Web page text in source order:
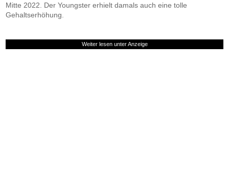
Mitte 2022. Der Youngster erhielt damals auch eine tolle
Gehaltserhöhung.
Weiter lesen unter Anzeige